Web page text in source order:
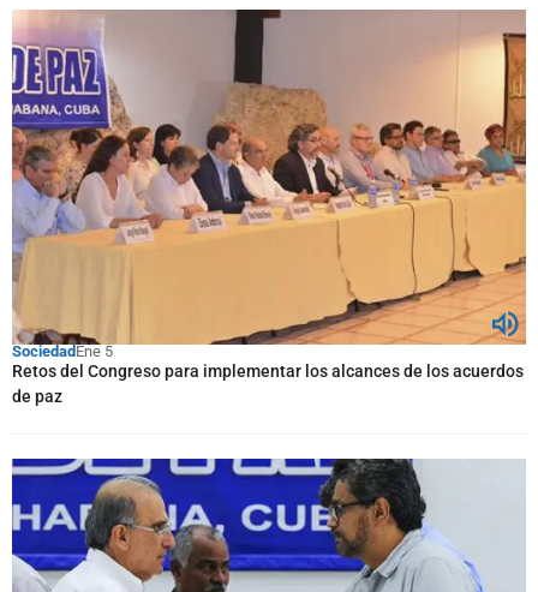
Sociedad Ene 5
Retos del Congreso para implementar los alcances de los acuerdos
de paz